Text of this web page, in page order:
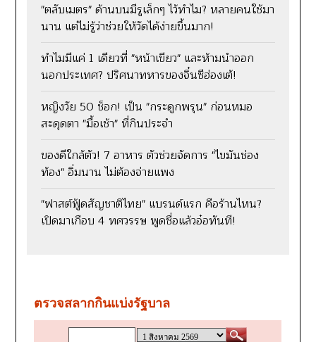
"ตลับเมตร" ด้านบนมีรูเล็กๆ ไว้ทำไม? หลายคนใช้มา
นาน แต่ไม่รู้ว่าช่วยให้วัดได้ง่ายขึ้นมาก!
ทำไมมีแค่ 1 เดียวที่ "หน้าเขียว" และห้ามนำออก
นอกประเทศ? ปริศนาทหารของจิ๋นซีฮ่องเต้!
หญิงวัย 50 ช็อก! เป็น "กระดูกพรุน" ก่อนหมอ
สะดุดตา "มื้อเช้า" ที่กินประจำ
ของดีใกล้ตัว! 7 อาหาร ตัวช่วยจัดการ "ไขมันช่อง
ท้อง" อิ่มนาน ไม่ต้องจ่ายแพง
"ฟาสต์ฟู้ดสัญชาติไทย" แบรนด์แรก คือร้านไหน?
เปิดมาเกือบ 4 ทศวรรษ พูดชื่อแล้วอ๋อทันที!